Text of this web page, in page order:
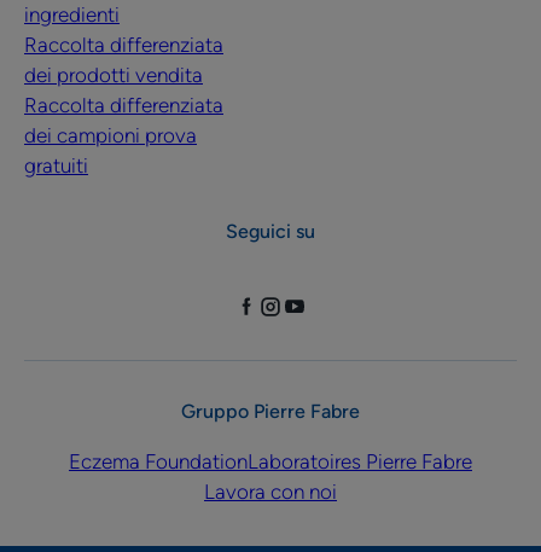
ingredienti
Raccolta differenziata
dei prodotti vendita
Raccolta differenziata
dei campioni prova
gratuiti
Seguici su
Gruppo Pierre Fabre
Eczema FoundationLaboratoires Pierre Fabre
Lavora con noi